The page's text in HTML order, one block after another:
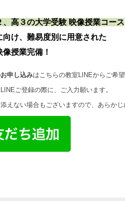
高３の大学受験 映像授業コース
け、難易度別に用意された
授業完備！
お申し込みはこちらの教室LINEからご希望
ご登録の際に、ご入力願います。
えない場合もございますので、あらかじ